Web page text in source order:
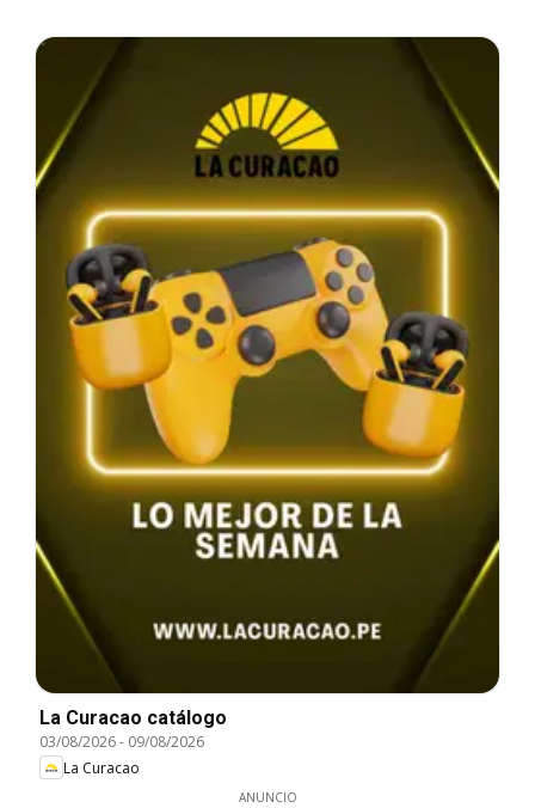
La Curacao catálogo
03/08/2026- 09/08/2026
La Curacao
ANUNCIO